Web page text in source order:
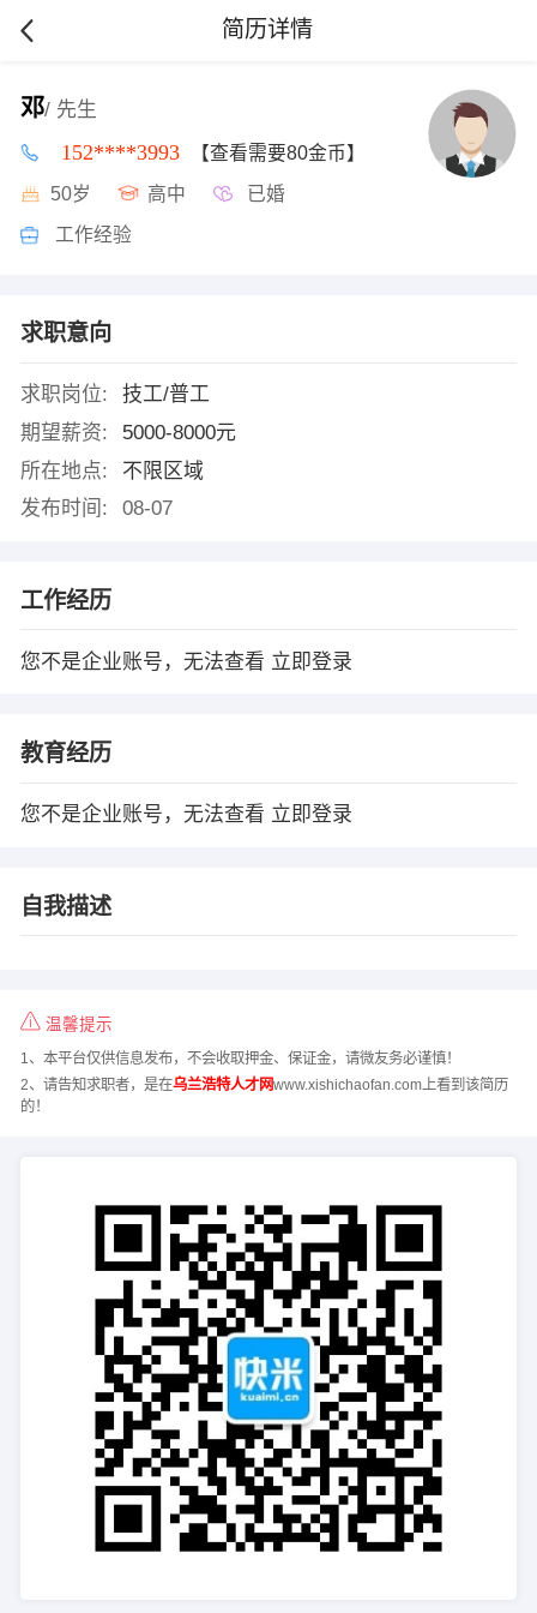
简历详情
邓/ 先生
152****3993 【查看需要80金币】
50岁 高中 已婚
工作经验
求职意向
求职岗位:
技工/普工
期望薪资:
5000-8000元
所在地点:
不限区域
发布时间:
08-07
工作经历
您不是企业账号，无法查看 立即登录
教育经历
您不是企业账号，无法查看 立即登录
自我描述
温馨提示
1、本平台仅供信息发布，不会收取押金、保证金，请微友务必谨慎！
2、请告知求职者，是在乌兰浩特人才网www.xishichaofan.com上看到该简历
的！